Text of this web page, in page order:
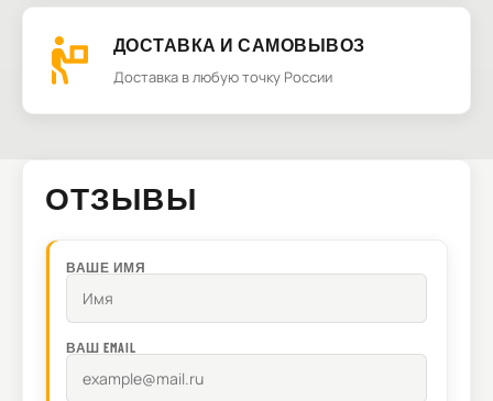
ДОСТАВКА И САМОВЫВОЗ
Доставка в любую точку России
ОТЗЫВЫ
ВАШЕ ИМЯ
ВАШ EMAIL